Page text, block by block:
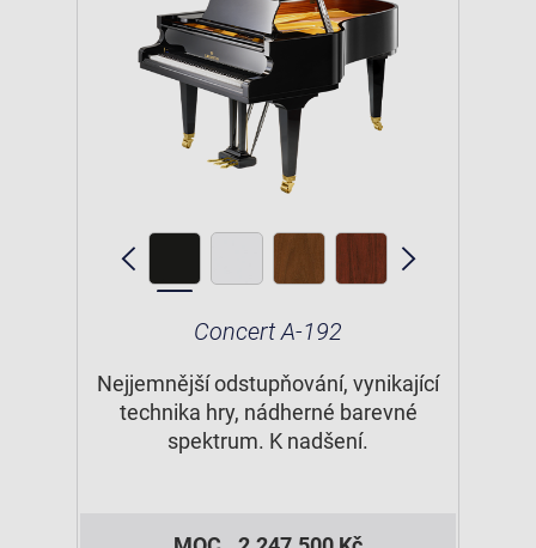
Concert A-192
Nejjemnější odstupňování, vynikající
technika hry, nádherné barevné
spektrum. K nadšení.